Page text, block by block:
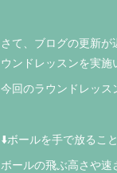
さて、ブログの更新
ウンドレッスンを実施
今回のラウンドレッス
⬇️ボールを手で放るこ
ボールの飛ぶ高さや